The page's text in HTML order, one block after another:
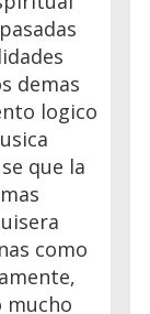
demas
logico
que la
como
mucho